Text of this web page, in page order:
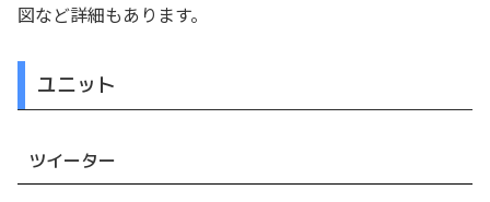
図など詳細もあります。
ユニット
ツイーター